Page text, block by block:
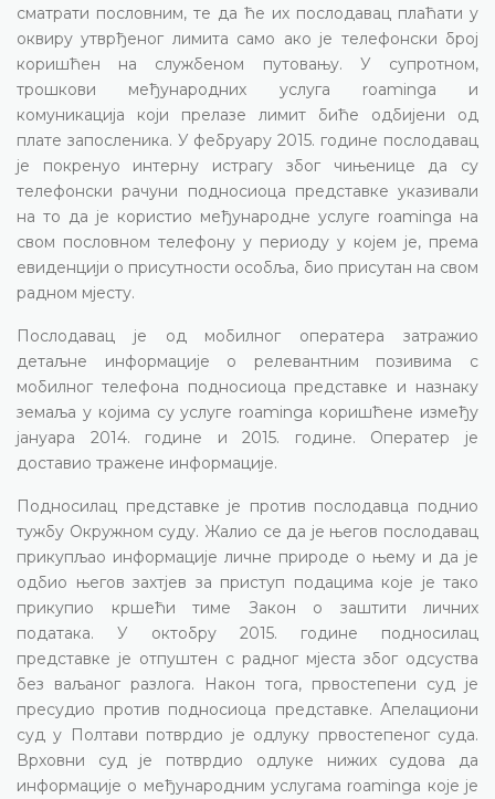
сматрати пословним, те да ће их послодавац плаћати у
оквиру утврђеног лимита само ако је телефонски број
коришћен на службеном путовању. У супротном,
трошкови међународних услуга roaminga и
комуникација који прелазе лимит биће одбијени од
плате запосленика. У фебруару 2015. године послодавац
је покренуо интерну истрагу због чињенице да су
телефонски рачуни подносиоца представке указивали
на то да је користио међународне услуге roaminga на
свом пословном телефону у периоду у којем је, према
евиденцији о присутности особља, био присутан на свом
радном мјесту.
Послодавац је од мобилног оператера затражио
детаљне информације о релевантним позивима с
мобилног телефона подносиоца представке и назнаку
земаља у којима су услуге roaminga коришћене између
јануара 2014. године и 2015. године. Оператер је
доставио тражене информације.
Подносилац представке је против послодавца поднио
тужбу Окружном суду. Жалио се да је његов послодавац
прикупљао информације личне природе о њему и да је
одбио његов захтјев за приступ подацима које је тако
прикупио кршећи тиме Закон о заштити личних
података. У октобру 2015. године подносилац
представке је отпуштен с радног мјеста због одсуства
без ваљаног разлога. Након тога, првостепени суд је
пресудио против подносиоца представке. Апелациони
суд у Полтави потврдио је одлуку првостепеног суда.
Врховни суд је потврдио одлуке нижих судова да
информације о међународним услугама roaminga које је